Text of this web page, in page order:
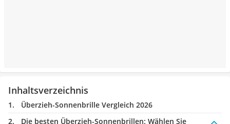
Inhaltsverzeichnis
Überzieh-Sonnenbrille Vergleich 2026
Die besten Überzieh-Sonnenbrillen: Wählen Sie